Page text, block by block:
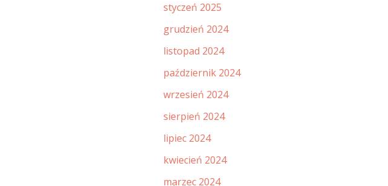
styczeń 2025
grudzień 2024
listopad 2024
październik 2024
wrzesień 2024
sierpień 2024
lipiec 2024
kwiecień 2024
marzec 2024